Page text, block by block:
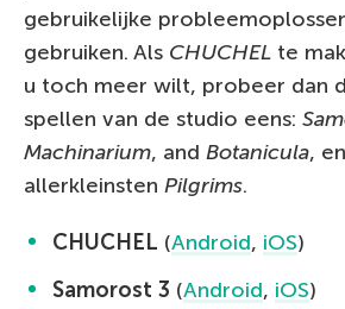
gebruikelijke
gebruiken. Als CHUCHEL te
u toch meer wilt, probeer dan
spellen van de studio eens:
Machinarium, and Botanicula,
allerkleinsten Pilgrims.
CHUCHEL (Android, iOS)
Samorost 3 (Android, iOS)